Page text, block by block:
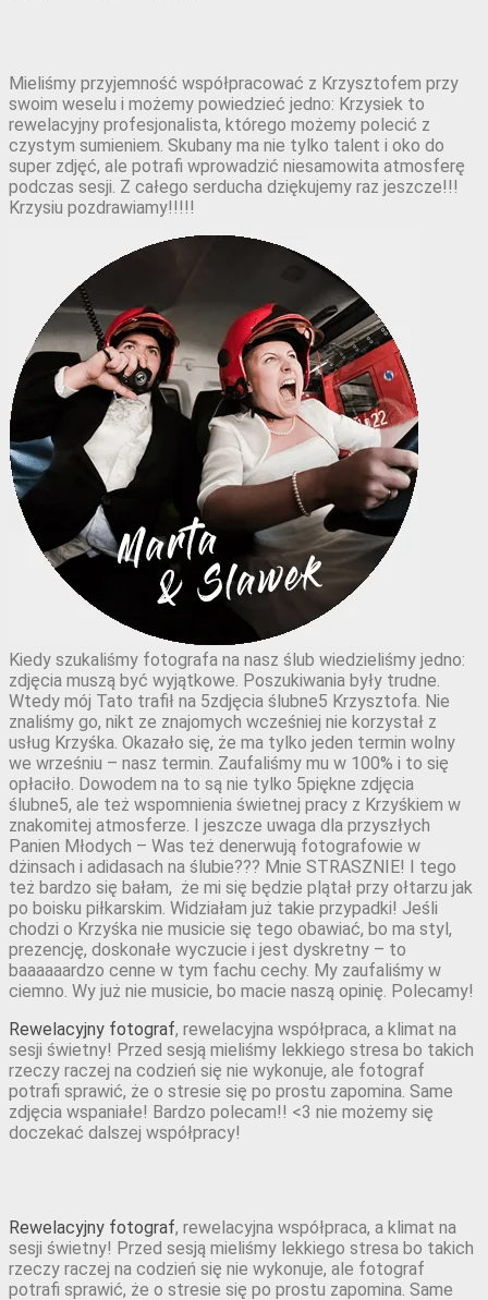
Mieliśmy przyjemność współpracować z Krzysztofem przy
swoim weselu i możemy powiedzieć jedno: Krzysiek to
rewelacyjny profesjonalista, którego możemy polecić z
czystym sumieniem. Skubany ma nie tylko talent i oko do
super zdjęć, ale potrafi wprowadzić niesamowita atmosferę
podczas sesji. Z całego serducha dziękujemy raz jeszcze!!!
Krzysiu pozdrawiamy!!!!!
Kiedy szukaliśmy fotografa na nasz ślub wiedzieliśmy jedno:
zdjęcia muszą być wyjątkowe. Poszukiwania były trudne.
Wtedy mój Tato trafił na 5zdjęcia ślubne5 Krzysztofa. Nie
znaliśmy go, nikt ze znajomych wcześniej nie korzystał z
usług Krzyśka. Okazało się, że ma tylko jeden termin wolny
we wrześniu – nasz termin. Zaufaliśmy mu w 100% i to się
opłaciło. Dowodem na to są nie tylko 5piękne zdjęcia
ślubne5, ale też wspomnienia świetnej pracy z Krzyśkiem w
znakomitej atmosferze. I jeszcze uwaga dla przyszłych
Panien Młodych – Was też denerwują fotografowie w
dżinsach i adidasach na ślubie??? Mnie STRASZNIE! I tego
też bardzo się bałam, że mi się będzie plątał przy ołtarzu jak
po boisku piłkarskim. Widziałam już takie przypadki! Jeśli
chodzi o Krzyśka nie musicie się tego obawiać, bo ma styl,
prezencję, doskonałe wyczucie i jest dyskretny – to
baaaaaardzo cenne w tym fachu cechy. My zaufaliśmy w
ciemno. Wy już nie musicie, bo macie naszą opinię. Polecamy!
Rewelacyjny fotograf, rewelacyjna współpraca, a klimat na
sesji świetny! Przed sesją mieliśmy lekkiego stresa bo takich
rzeczy raczej na codzień się nie wykonuje, ale fotograf
potrafi sprawić, że o stresie się po prostu zapomina. Same
zdjęcia wspaniałe! Bardzo polecam!! <3 nie możemy się
doczekać dalszej współpracy!
Rewelacyjny fotograf, rewelacyjna współpraca, a klimat na
sesji świetny! Przed sesją mieliśmy lekkiego stresa bo takich
rzeczy raczej na codzień się nie wykonuje, ale fotograf
potrafi sprawić, że o stresie się po prostu zapomina. Same